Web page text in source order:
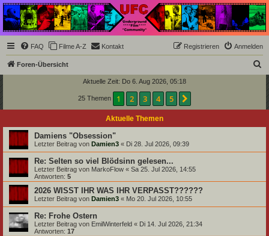
Underground Film
Community
Die Underground Film Community ist ein deutschsprachiges Filmforum und ein Paradies
für Cineasten und Filmsüchtige jenseits des Mainstreams.
FAQ Filme A-Z Kontakt Anmelden
Registrieren
Foren-Übersicht
Aktuelle Zeit: Do 6. Aug 2026, 05:18
25 Themen 1 2 3 4 5
Aktuelle Themen
Damiens "Obsession"
Letzter Beitrag von Damien3 « Di 28. Jul 2026, 09:39
Re: Selten so viel Blödsinn gelesen...
Letzter Beitrag von MarkoFlow « Sa 25. Jul 2026, 14:55
Antworten: 5
2026 WISST IHR WAS IHR VERPASST??????
Letzter Beitrag von Damien3 « Mo 20. Jul 2026, 10:55
Re: Frohe Ostern
Letzter Beitrag von EmilWinterfeld « Di 14. Jul 2026, 21:34
Antworten: 17